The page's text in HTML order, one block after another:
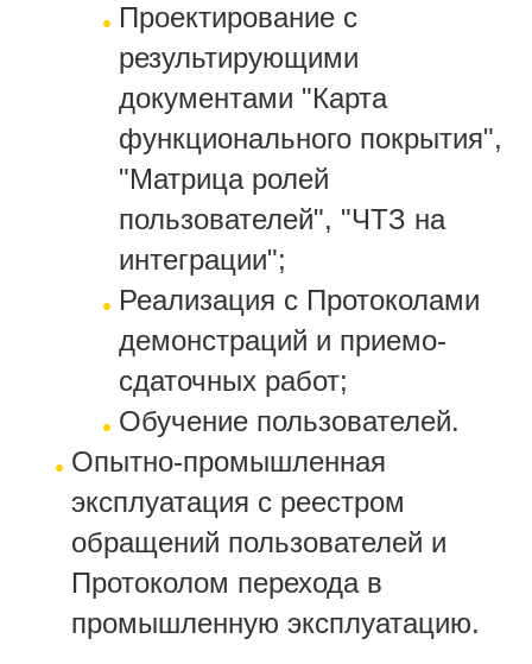
Проектирование с
результирующими
документами "Карта
функционального покрытия",
"Матрица ролей
пользователей", "ЧТЗ на
интеграции";
Реализация с Протоколами
демонстраций и приемо-
сдаточных работ;
Обучение пользователей.
Опытно-промышленная
эксплуатация с реестром
обращений пользователей и
Протоколом перехода в
промышленную эксплуатацию.